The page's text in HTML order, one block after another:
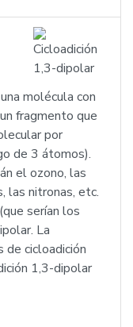
molécula con
fragmento que
por
de 3 átomos).
el ozono, las
las nitronas, etc.
serían los
La
de cicloadición
1,3-dipolar